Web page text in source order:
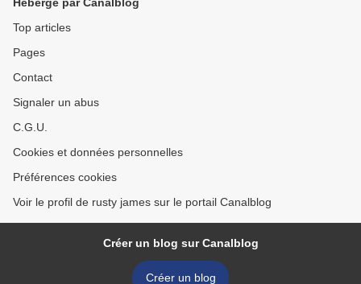
Top articles
Pages
Contact
Signaler un abus
C.G.U.
Cookies et données personnelles
Préférences cookies
Voir le profil de rusty james sur le portail Canalblog
Créer un blog sur Canalblog
Créer un blog